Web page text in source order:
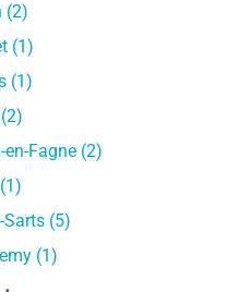
(2)
(1)
(1)
Fagne (2)
Sarts (5)
(1)